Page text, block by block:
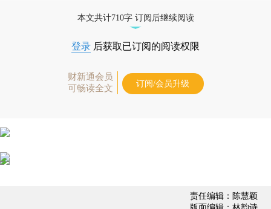
本文共计710字 订阅后继续阅读
登录 后获取已订阅的阅读权限
财新通会员
可畅读全文
订阅/会员升级
责任编辑：陈慧颖